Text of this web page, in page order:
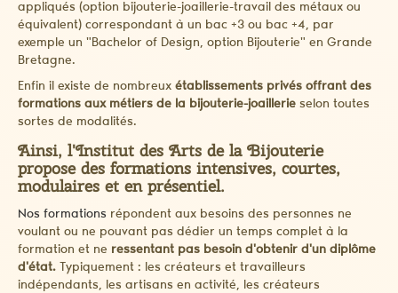
appliqués (option bijouterie-joaillerie-travail des métaux ou
équivalent) correspondant à un bac +3 ou bac +4, par
exemple un "Bachelor of Design, option Bijouterie" en Grande
Bretagne.
Enfin il existe de nombreux établissements privés offrant des
formations aux métiers de la bijouterie-joaillerie selon toutes
sortes de modalités.
Ainsi, l'Institut des Arts de la Bijouterie
propose des formations intensives, courtes,
modulaires et en présentiel.
Nos formations répondent aux besoins des personnes ne
voulant ou ne pouvant pas dédier un temps complet à la
formation et ne ressentant pas besoin d'obtenir d'un diplôme
d'état. Typiquement : les créateurs et travailleurs
indépendants, les artisans en activité, les créateurs